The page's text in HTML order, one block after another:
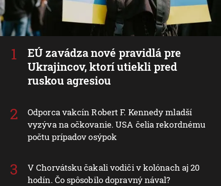
EÚ zavádza nové pravidlá pre
Ukrajincov, ktorí utiekli pred
ruskou agresiou
Odporca vakcín Robert F. Kennedy mladší
vyzýva na očkovanie. USA čelia rekordnému
počtu prípadov osýpok
V Chorvátsku čakali vodiči v kolónach aj 20
hodín. Čo spôsobilo dopravný nával?